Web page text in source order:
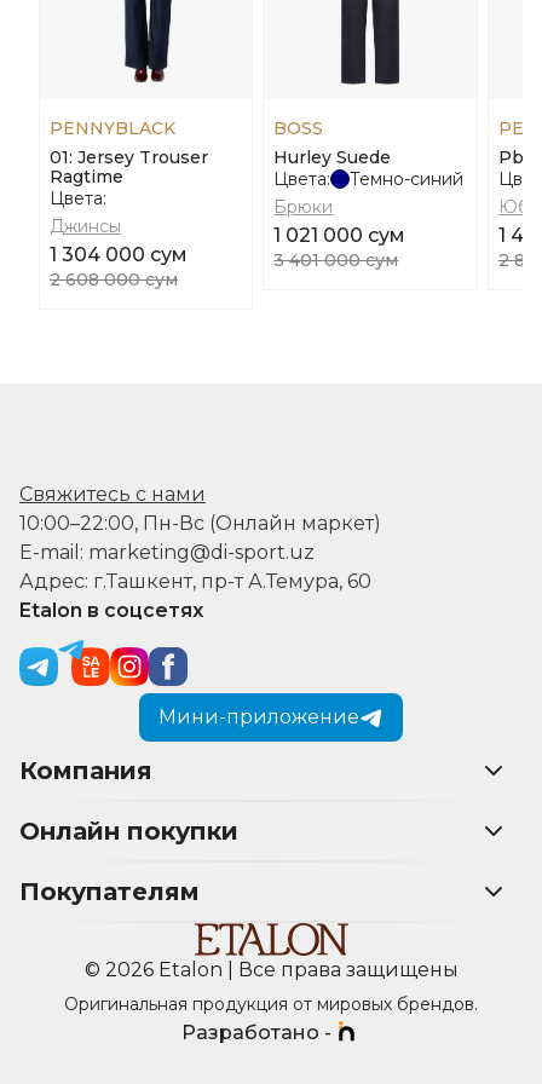
PENNYBLACK
01: Jersey Trouser
Ragtime
Цвета:
Джинсы
1 304 000 сум
2 608 000 сум
BOSS
Hurley Suede
Цвета:
Темно-синий
Брюки
1 021 000 сум
3 401 000 сум
1
2
Свяжитесь с нами
10:00–22:00, Пн-Вс (Онлайн маркет)
E-mail: marketing@di-sport.uz
Адрес: г.Ташкент, пр-т А.Темура, 60
Etalon в соцсетях
Мини-приложение
Компания
Онлайн покупки
Покупателям
© 2026 Etalon | Все права защищены
Оригинальная продукция от мировых брендов.
Разработано -